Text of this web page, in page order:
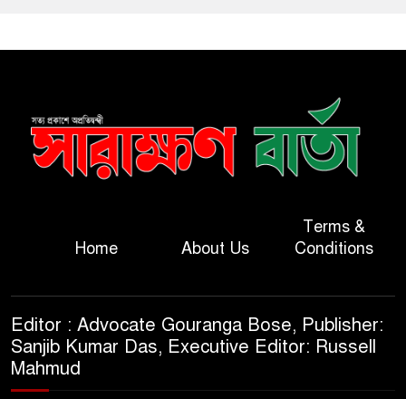
Home About Us
Terms &
Conditions
Editor : Advocate Gouranga Bose, Publisher:
Sanjib Kumar Das, Executive Editor: Russell
Mahmud